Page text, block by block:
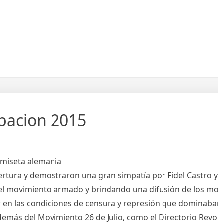
2015
y demostraron una gran simpatía por Fidel Castro
movimiento armado y brindando una difusión de los
las condiciones de censura y represión que
del Movimiento 26 de Julio, como el Directorio